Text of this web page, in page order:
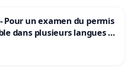
Pour un examen du permis
dans plusieurs langues à